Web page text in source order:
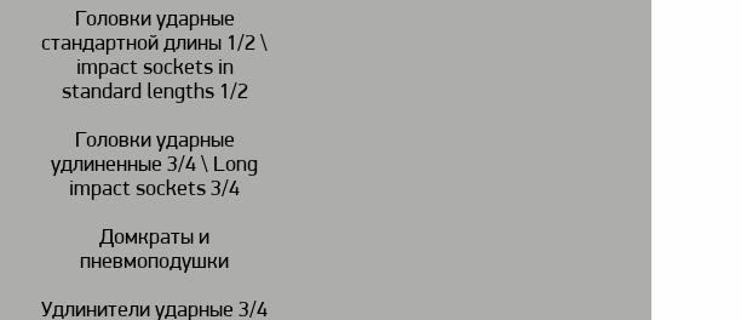
Головки ударные
стандартной длины 1/2 \
impact sockets in
standard lengths 1/2
Головки ударные
удлиненные 3/4 \ Long
impact sockets 3/4
Домкраты и
пневмоподушки
Удлинители ударные 3/4